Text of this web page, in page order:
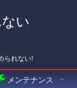
い
られない!
メンテナンス